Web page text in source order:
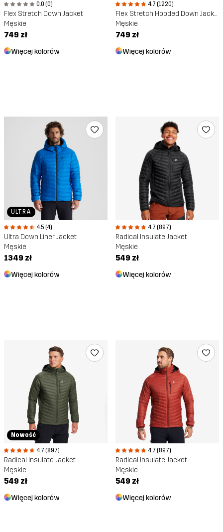
0.0 (0)
Flex Stretch Down Jacket
Męskie
749 zł
Więcej kolorów
4.7 (1220)
Flex Stretch Hooded Down Jacket
Męskie
749 zł
Więcej kolorów
ULTRA
4.5 (4)
Ultra Down Liner Jacket
Męskie
1349 zł
Więcej kolorów
4.7 (897)
Radical Insulate Jacket
Męskie
549 zł
Więcej kolorów
Nowość
4.7 (897)
Radical Insulate Jacket
Męskie
549 zł
Więcej kolorów
4.7 (897)
Radical Insulate Jacket
Męskie
549 zł
Więcej kolorów